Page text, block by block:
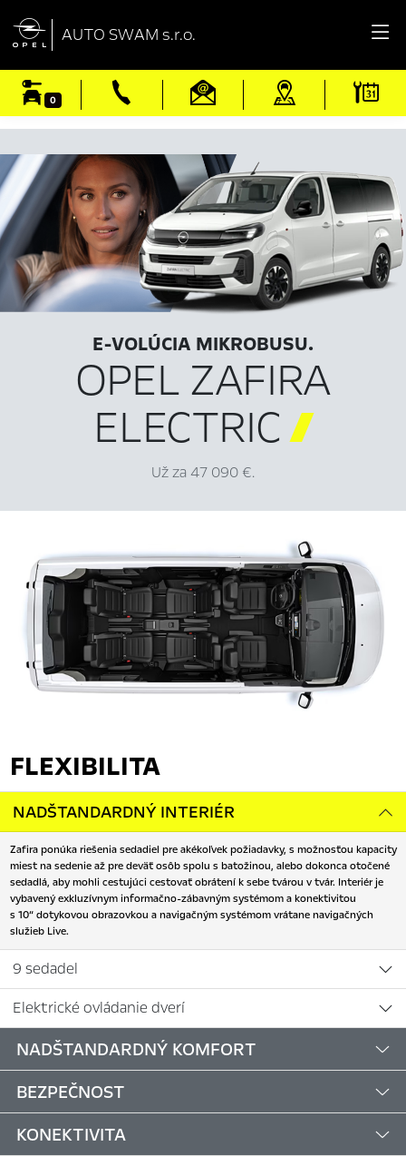
 AUTO SWAM s.r.o.
0
E-VOLÚCIA MIKROBUSU.
OPEL ZAFIRA
ELECTRIC
Už za 47 090 €.
FLEXIBILITA
NADŠTANDARDNÝ INTERIÉR
Zafira ponúka riešenia sedadiel pre akékoľvek požiadavky, s možnosťou kapacity
miest na sedenie až pre deväť osôb spolu s batožinou, alebo dokonca otočené
sedadlá, aby mohli cestujúci cestovať obrátení k sebe tvárou v tvár. Interiér je
vybavený exkluzívnym informačno-zábavným systémom a konektivitou
s 10“ dotykovou obrazovkou a navigačným systémom vrátane navigačných
služieb Live.
9 sedadel
Elektrické ovládanie dverí
NADŠTANDARDNÝ KOMFORT
BEZPEČNOST
KONEKTIVITA